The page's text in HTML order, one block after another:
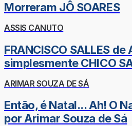
Morreram JÔ SOARES
ASSIS CANUTO
FRANCISCO SALLES de
simplesmente CHICO
ARIMAR SOUZA DE SÁ
Então, é Natal... Ah! O
por Arimar Souza de Sá